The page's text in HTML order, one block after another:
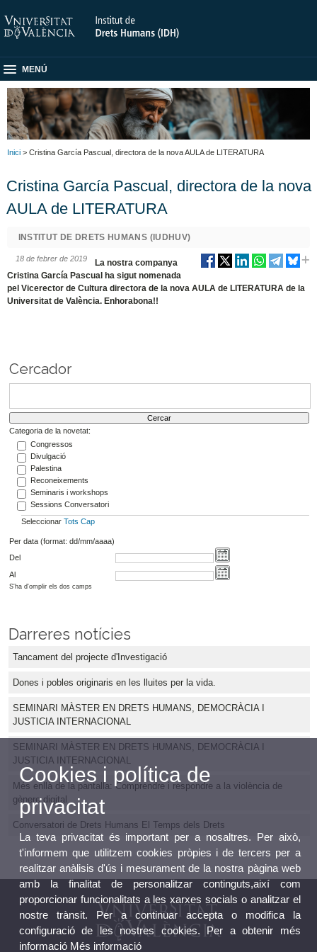
MENÚ
Inici > Cristina García Pascual, directora de la nova AULA de LITERATURA
Cristina García Pascual, directora de la nova
AULA de LITERATURA
INSTITUT DE DRETS HUMANS (IUDHUV)
18 de febrer de 2019
La nostra companya
Cristina García Pascual ha sigut nomenada
pel Vicerector de Cultura directora de la nova AULA de LITERATURA de la
Universitat de València. Enhorabona!!
Cercador
Categoria de la novetat:
Congressos
Divulgació
Palestina
Reconeixements
Seminaris i workshops
Sessions Conversatori
Seleccionar Tots Cap
Per data (format: dd/mm/aaaa)
Del
Al
S'ha d'omplir els dos camps
Darreres notícies
Tancament del projecte d'Investigació
Dones i pobles originaris en les lluites per la vida.
SEMINARI MÀSTER EN DRETS HUMANS, DEMOCRÀCIA I
JUSTICIA INTERNACIONAL
SEMINARI MÀSTER EN DRETS HUMANS, DEMOCRÀCIA I
JUSTICIA INTERNACIONAL
Més enllà de la pantalla: Comprendre i respondre a la violència de
gènere digital
Conversatori de Drets Humans El Temps dels Drets
Cookies i política de
privacitat
La teva privacitat és important per a nosaltres. Per això,
t'informem que utilitzem cookies pròpies i de tercers per a
realitzar anàlisis d'ús i mesurament de la nostra pàgina web
amb la finalitat de personalitzar continguts,així com
proporcionar funcionalitats a les xarxes socials o analitzar el
nostre trànsit. Per a continuar accepta o modifica la
configuració de les nostres cookies. Per a obtenir més
informació Més informació